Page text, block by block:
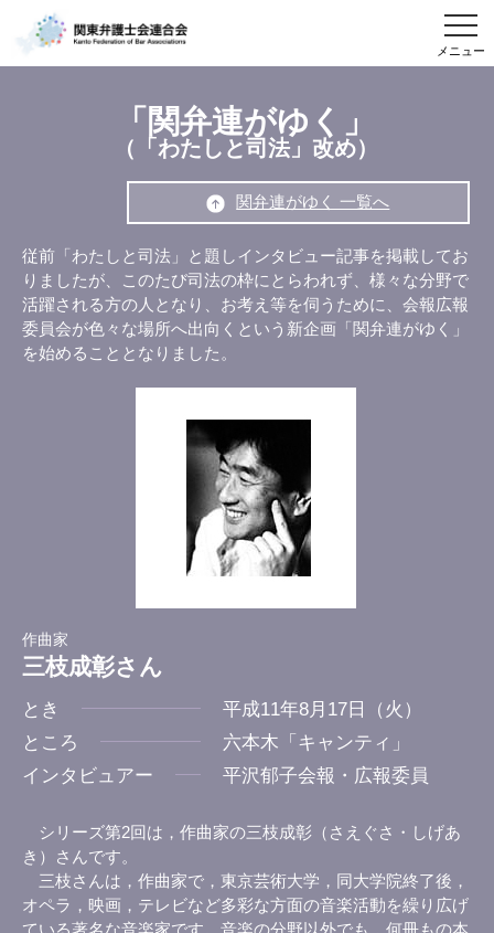
メニュー
「関弁連がゆく」
（「わたしと司法」改め）
関弁連がゆく 一覧へ
従前「わたしと司法」と題しインタビュー記事を掲載してお
りましたが、このたび司法の枠にとらわれず、様々な分野で
活躍される方の人となり、お考え等を伺うために、会報広報
委員会が色々な場所へ出向くという新企画「関弁連がゆく」
を始めることとなりました。
作曲家
三枝成彰さん
とき
平成11年8月17日（火）
ところ
六本木「キャンティ」
インタビュアー
平沢郁子会報・広報委員
シリーズ第2回は，作曲家の三枝成彰（さえぐさ・しげあ
き）さんです。
三枝さんは，作曲家で，東京芸術大学，同大学院終了後，
オペラ，映画，テレビなど多彩な方面の音楽活動を繰り広げ
ている著名な音楽家です。音楽の分野以外でも，何冊もの本